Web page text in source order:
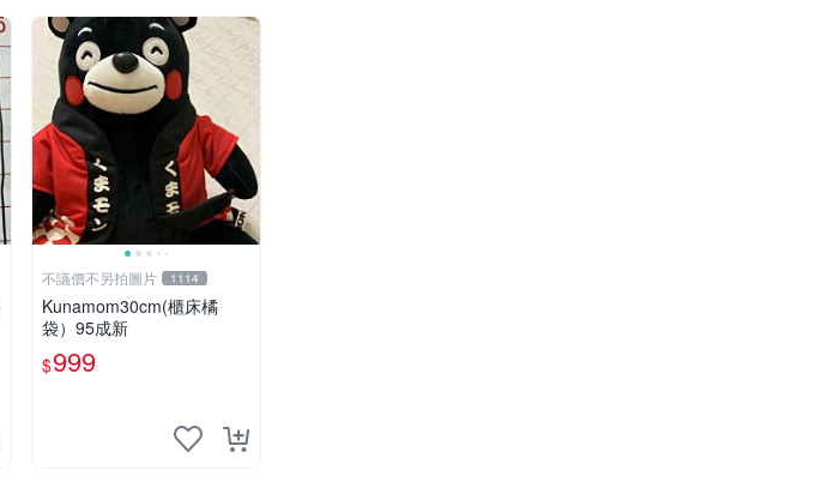
不議價不另拍圖片 1114
Kunamom30cm(櫃床橘
袋）95成新
$999